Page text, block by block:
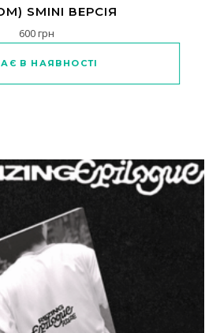
SMINI ВЕРСІЯ
600грн
В НАЯВНОСТІ